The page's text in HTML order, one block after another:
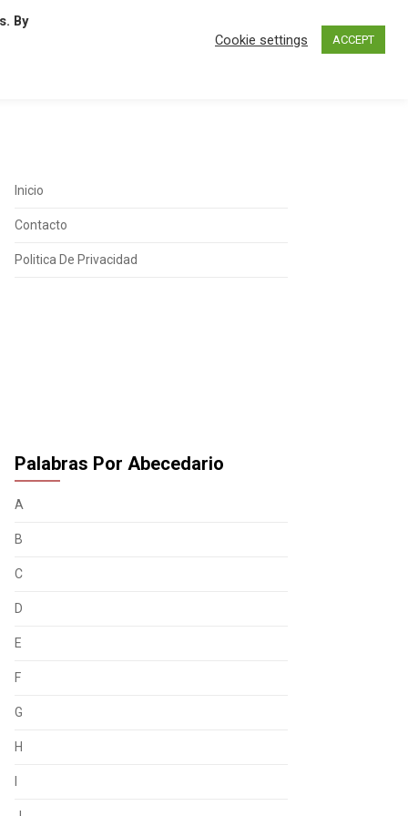
N
Inicio
Contacto
Politica De Privacidad
Palabras Por Abecedario
A
B
C
D
E
F
G
H
By
Cookie settings ACCEPT